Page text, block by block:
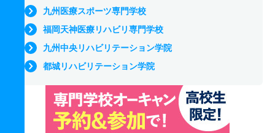
九州医療スポーツ専門学校
福岡天神医療リハビリ専門学校
九州中央リハビリテーション学院
都城リハビリテーション学院